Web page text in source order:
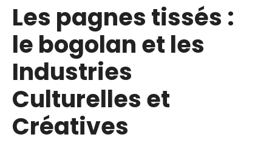
Les pagnes tissés :
le bogolan et les
Industries
Culturelles et
Créatives